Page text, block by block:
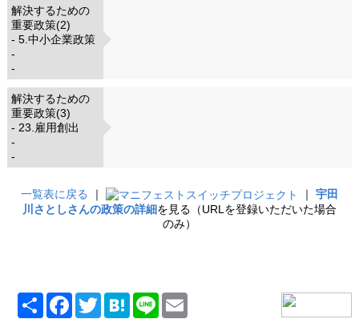
解決するための
重要政策(2)
- 5.中小企業政策
-
-
解決するための
重要政策(3)
- 23.雇用創出
-
-
一覧表に戻る ｜ ｜ 宇田
川さとしさんの政策の詳細を見る（URLを登録いただいた場合
のみ）
共
有
Facebook
TwitterHatenaLine